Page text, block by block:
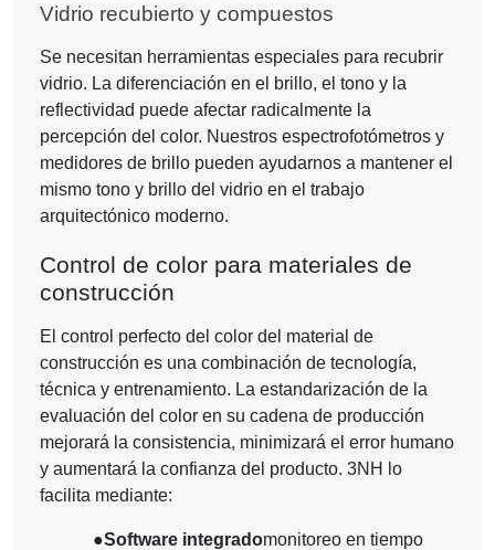
Vidrio recubierto y compuestos
Se necesitan herramientas especiales para recubrir
vidrio. La diferenciación en el brillo, el tono y la
reflectividad puede afectar radicalmente la
percepción del color. Nuestros espectrofotómetros y
medidores de brillo pueden ayudarnos a mantener el
mismo tono y brillo del vidrio en el trabajo
arquitectónico moderno.
Control de color para materiales de
construcción
El control perfecto del color del material de
construcción es una combinación de tecnología,
técnica y entrenamiento. La estandarización de la
evaluación del color en su cadena de producción
mejorará la consistencia, minimizará el error humano
y aumentará la confianza del producto. 3NH lo
facilita mediante:
●Software integradomonitoreo en tiempo